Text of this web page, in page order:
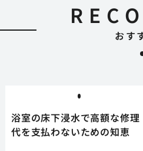
おす
浴室の床下浸水で高額な修理
代を支払わないための知恵